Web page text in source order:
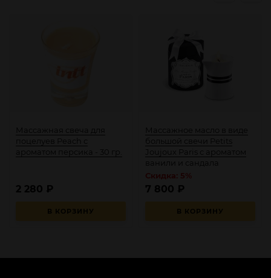
Массажная свеча для
поцелуев Peach с
ароматом персика - 30 гр.
В КОРЗИНУ
2 280 ₽
Массажное масло в виде
большой свечи Petits
Joujoux Paris с ароматом
ванили и сандала
В КОРЗИНУ
7 800 ₽